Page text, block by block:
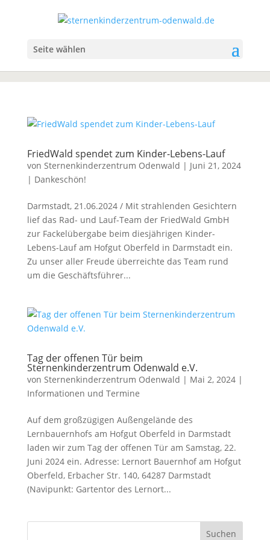
Seite wählen
FriedWald spendet zum Kinder-Lebens-Lauf
von Sternenkinderzentrum Odenwald | Juni 21, 2024
| Dankeschön!
Darmstadt, 21.06.2024 / Mit strahlenden Gesichtern
lief das Rad- und Lauf-Team der FriedWald GmbH
zur Fackelübergabe beim diesjährigen Kinder-
Lebens-Lauf am Hofgut Oberfeld in Darmstadt ein.
Zu unser aller Freude überreichte das Team rund
um die Geschäftsführer...
Tag der offenen Tür beim
Sternenkinderzentrum Odenwald e.V.
von Sternenkinderzentrum Odenwald | Mai 2, 2024|
Informationen und Termine
Auf dem großzügigen Außengelände des
Lernbauernhofs am Hofgut Oberfeld in Darmstadt
laden wir zum Tag der offenen Tür am Samstag, 22.
Juni 2024 ein. Adresse: Lernort Bauernhof am Hofgut
Oberfeld, Erbacher Str. 140, 64287 Darmstadt
(Navipunkt: Gartentor des Lernort...